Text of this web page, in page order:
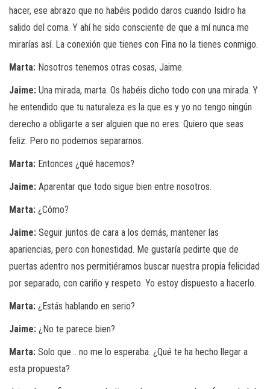
hacer, ese abrazo que no habéis podido daros cuando Isidro ha
salido del coma. Y ahí he sido consciente de que a mí nunca me
mirarías así. La conexión que tienes con Fina no la tienes conmigo.
Marta: Nosotros tenemos otras cosas, Jaime.
Jaime: Una mirada, marta. Os habéis dicho todo con una mirada. Y
he entendido que tu naturaleza es la que es y yo no tengo ningún
derecho a obligarte a ser alguien que no eres. Quiero que seas
feliz. Pero no podemos separarnos.
Marta: Entonces ¿qué hacemos?
Jaime: Aparentar que todo sigue bien entre nosotros.
Marta: ¿Cómo?
Jaime: Seguir juntos de cara a los demás, mantener las
apariencias, pero con honestidad. Me gustaría pedirte que de
puertas adentro nos permitiéramos buscar nuestra propia felicidad
por separado, con cariño y respeto. Yo estoy dispuesto a hacerlo.
Marta: ¿Estás hablando en serio?
Jaime: ¿No te parece bien?
Marta: Solo que… no me lo esperaba. ¿Qué te ha hecho llegar a
esta propuesta?